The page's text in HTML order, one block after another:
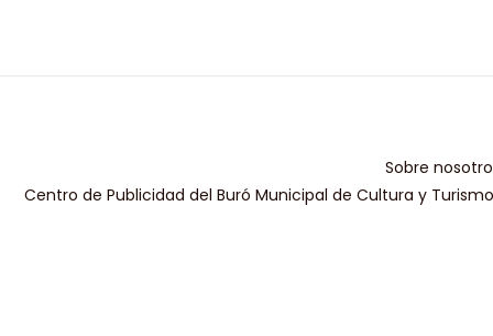
Sobre
Centro de Publicidad del Buró Municipal de Cultura y